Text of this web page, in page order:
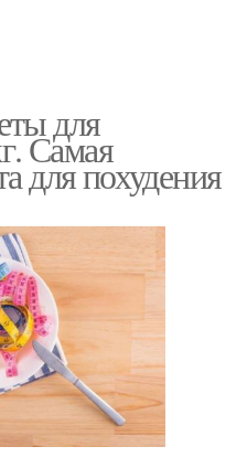
для
Самая
для похудения